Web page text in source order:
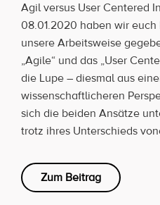
Agil versus User Centered
08.01.2020 haben wir
unsere Arbeitsweise
„Agile“ und das „User
die Lupe – diesmal aus
wissenschaftlicheren
sich die beiden Ansätze
trotz ihres Unterschieds
Zum Beitrag